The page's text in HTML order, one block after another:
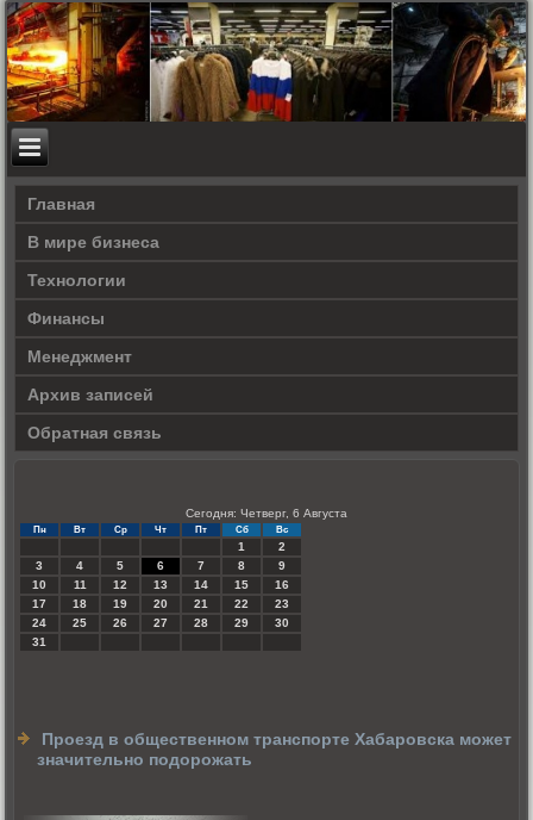
Главная
В мире бизнеса
Технологии
Финансы
Менеджмент
Архив записей
Обратная связь
Сегодня: Четверг, 6 Августа
Пн Вт Ср Чт Пт Сб Вс
1
2
3
4 5 6 7 8
9
10
11 12 13 14 15
16
17
18 19 20 21 22
23
24
25 26 27 28 29
30
31
Проезд в общественном транспорте Хабаровска может
значительно подорожать